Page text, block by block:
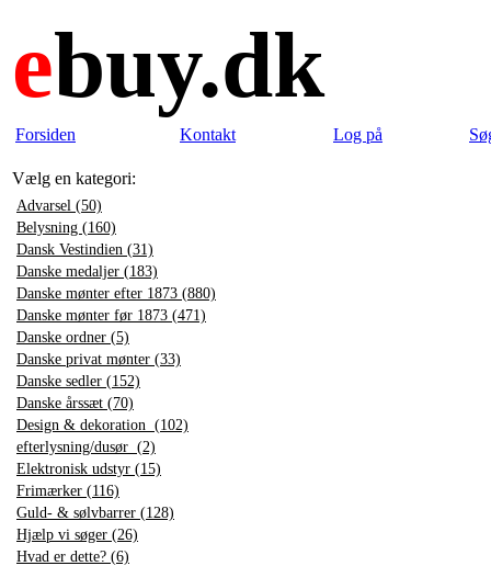
ebuy.dk
Forsiden Kontakt Log på
Vælg en kategori:
Advarsel (50)
Belysning (160)
Dansk Vestindien (31)
Danske medaljer (183)
Danske mønter efter 1873 (880)
Danske mønter før 1873 (471)
Danske ordner (5)
Danske privat mønter (33)
Danske sedler (152)
Danske årssæt (70)
Design & dekoration (102)
efterlysning/dusør (2)
Elektronisk udstyr (15)
Frimærker (116)
Guld- & sølvbarrer (128)
Hjælp vi søger (26)
Hvad er dette? (6)